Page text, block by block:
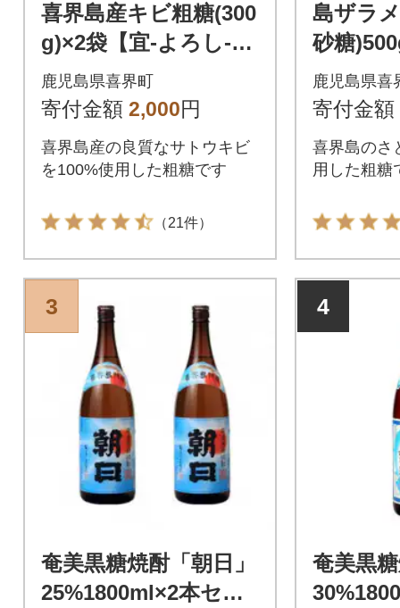
喜界島産キビ粗糖(300
g)×2袋【宜-よろし-】
ザラメ
鹿児島県喜界町
寄付金額 2,000円
喜界島産の良質なサトウキビ
を100%使用した粗糖です
（21件）
島ザラ
砂糖
界島産】
鹿児島県喜
寄付金額
喜界島のさ
用した粗糖
3
奄美黒糖焼酎「朝日」
25%1800ml×2本セッ
4
奄美黒